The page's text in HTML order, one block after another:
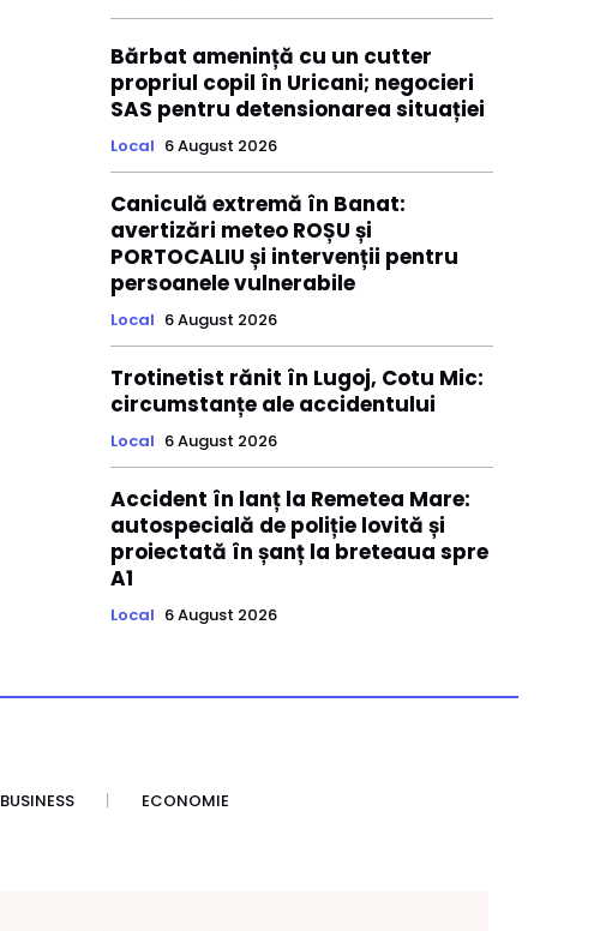
Bărbat amenință cu un cutter
propriul copil în Uricani; negocieri
SAS pentru detensionarea situației
Local 6 August 2026
Caniculă extremă în Banat:
avertizări meteo ROȘU și
PORTOCALIU și intervenții pentru
persoanele vulnerabile
Local 6 August 2026
Trotinetist rănit în Lugoj, Cotu Mic:
circumstanțe ale accidentului
Local 6 August 2026
Accident în lanț la Remetea Mare:
autospecială de poliție lovită și
proiectată în șanț la breteaua spre
A1
Local 6 August 2026
BUSINESS ECONOMIE